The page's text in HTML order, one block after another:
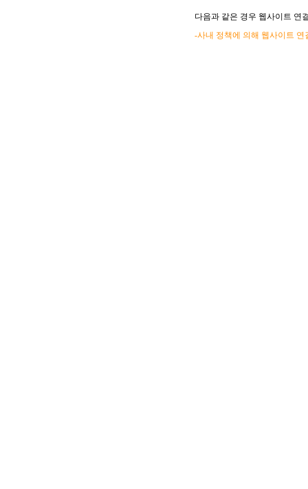
다음과 같은 경우 웹사이트 연
-사내 정책에 의해 웹사이트